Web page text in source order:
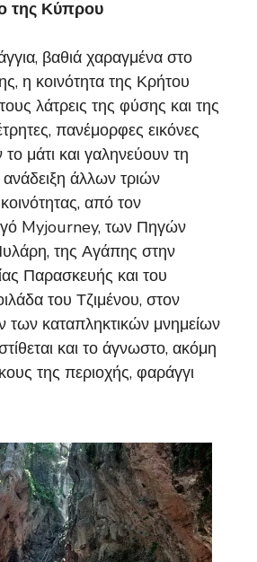
της Κύπρου
βαθιά χαραγμένα στο
η κοινότητα της Κρήτου
λάτρεις της φύσης και της
πανέμορφες εικόνες
μάτι και γαληνεύουν τη
άλλων τριών
από τον
Myjourney, των Πηγών
της Αγάπης στην
Παρασκευής και του
του Τζιμένου, στον
των καταπληκτικών μνημείων
και το άγνωστο, ακόμη
της περιοχής, φαράγγι